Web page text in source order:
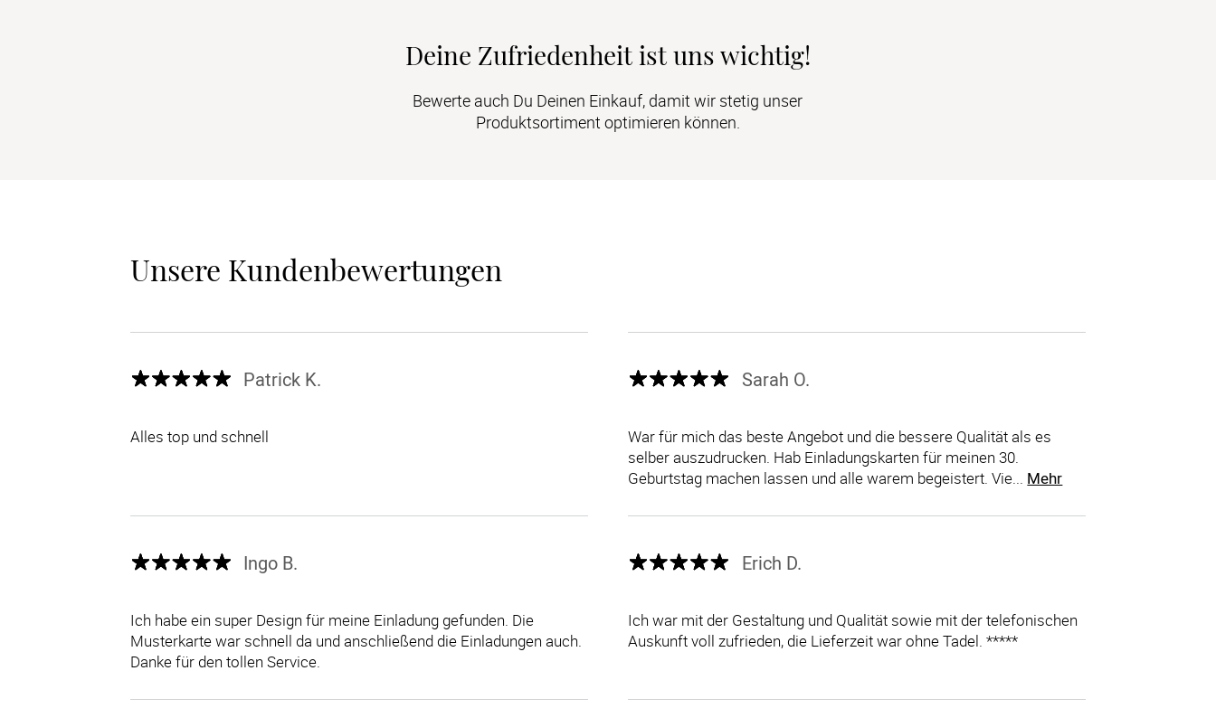
Deine Zufriedenheit ist uns wichtig!
Bewerte auch Du Deinen Einkauf, damit wir stetig unser
Produktsortiment optimieren können.
Unsere Kundenbewertungen
Patrick K.
Alles top und schnell
Sarah O.
War für mich das beste Angebot und die bessere Qualität als es
selber auszudrucken. Hab Einladungskarten für meinen 30.
Geburtstag machen lassen und alle warem begeistert. Vie... Mehr
Ingo B.
Ich habe ein super Design für meine Einladung gefunden. Die
Musterkarte war schnell da und anschließend die Einladungen auch.
Danke für den tollen Service.
Erich D.
Ich war mit der Gestaltung und Qualität sowie mit der telefonischen
Auskunft voll zufrieden, die Lieferzeit war ohne Tadel. *****